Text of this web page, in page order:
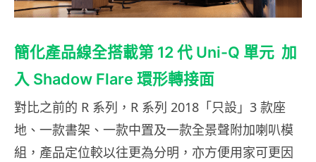
簡化產品線全搭載第 12 代 Uni-Q 單元 加
入 Shadow Flare 環形轉接面
對比之前的 R 系列，R 系列 2018「只設」3 款座
地、一款書架、一款中置及一款全景聲附加喇叭模
組，產品定位較以往更為分明，亦方便用家可更因